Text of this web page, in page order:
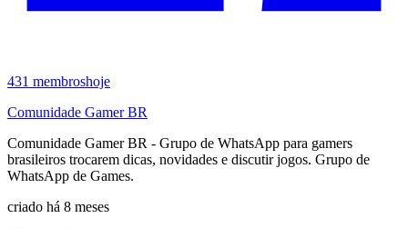
431 membroshoje
Comunidade Gamer BR
Comunidade Gamer BR - Grupo de WhatsApp para gamers
brasileiros trocarem dicas, novidades e discutir jogos. Grupo de
WhatsApp de Games.
criado há 8 meses